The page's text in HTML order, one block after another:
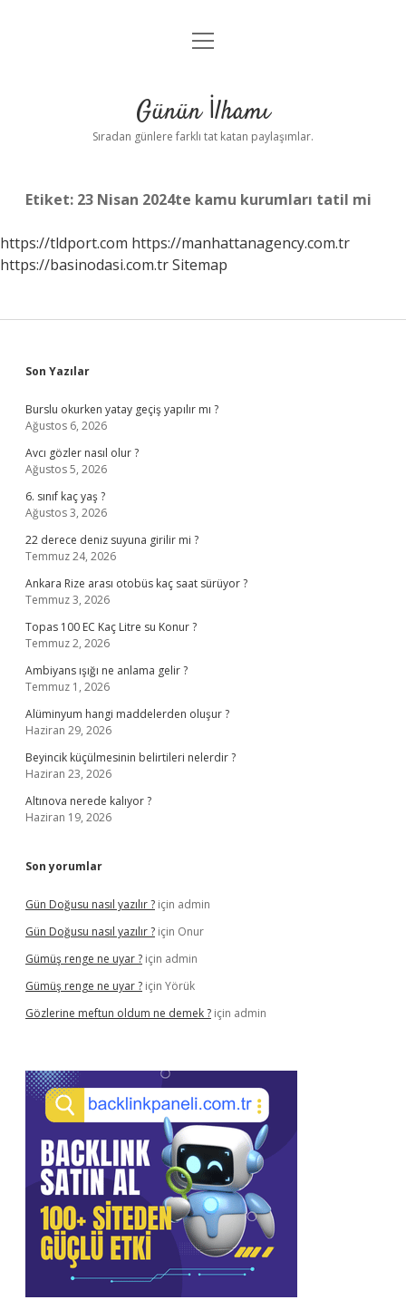
Anasayfa
Yasal Uyarı
menüyü
Günün İlhamı
Sıradan günlere farklı tat katan paylaşımlar.
Etiket: 23 Nisan 2024te kamu kurumları tatil mi
https://tldport.com https://manhattanagency.com.tr
https://basinodasi.com.trSitemap
Sidebar
Son Yazılar
Burslu okurken yatay geçiş yapılır mı ?
Ağustos 6, 2026
Avcı gözler nasıl olur ?
Ağustos 5, 2026
6. sınıf kaç yaş ?
Ağustos 3, 2026
22 derece deniz suyuna girilir mi ?
Temmuz 24, 2026
Ankara Rize arası otobüs kaç saat sürüyor ?
Temmuz 3, 2026
Topas 100 EC Kaç Litre su Konur ?
Temmuz 2, 2026
Ambiyans ışığı ne anlama gelir ?
Temmuz 1, 2026
Alüminyum hangi maddelerden oluşur ?
Haziran 29, 2026
Beyincik küçülmesinin belirtileri nelerdir ?
Haziran 23, 2026
Altınova nerede kalıyor ?
Haziran 19, 2026
Son yorumlar
Gün Doğusu nasıl yazılır ? için admin
Gün Doğusu nasıl yazılır ? için Onur
Gümüş renge ne uyar ? için admin
Gümüş renge ne uyar ? için Yörük
Gözlerine meftun oldum ne demek ? için admin